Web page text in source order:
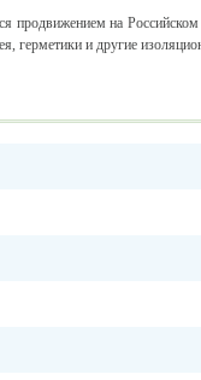
продвижением на
герметики и другие